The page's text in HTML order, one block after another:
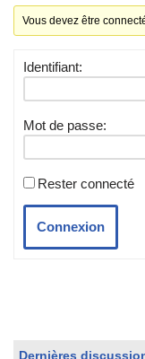
Vous devez être
Identifiant:
Mot de passe:
Rester connecté
Connexion
Dernières